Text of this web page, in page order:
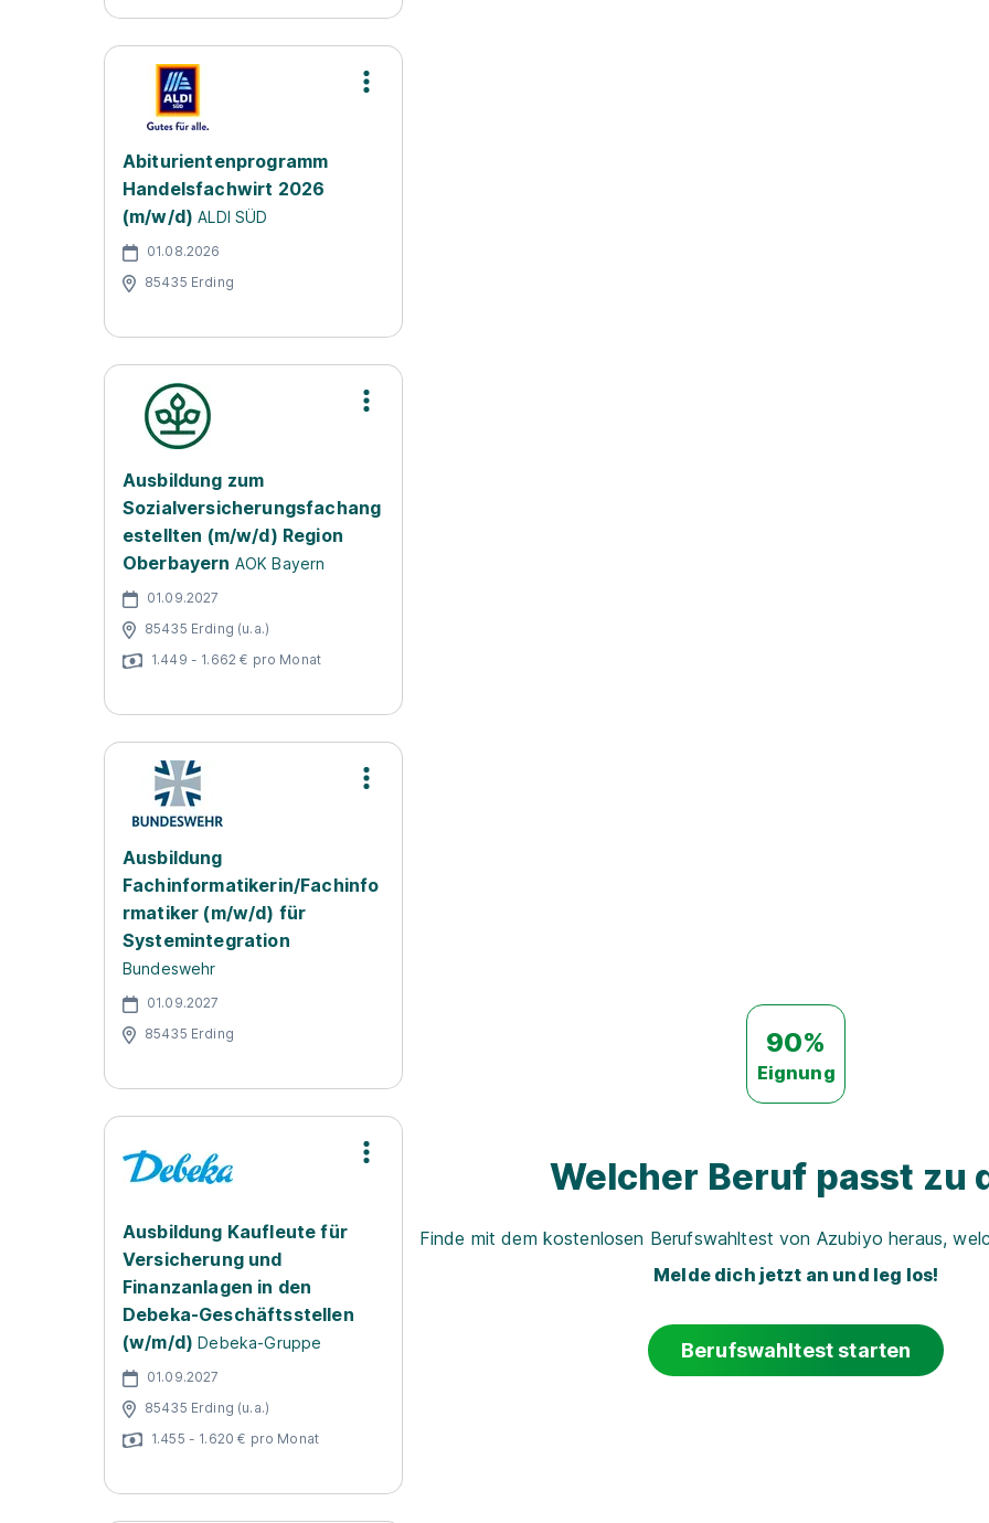
Abiturientenprogramm
Handelsfachwirt 2026
(m/w/d) ALDI SÜD
01.08.2026
85435 Erding
Ausbildung zum
Sozialversicherungsfachang
estellten (m/w/d) Region
Oberbayern AOK Bayern
01.09.2027
85435 Erding (u.a.)
1.449 - 1.662 € pro Monat
Ausbildung
Fachinformatikerin/Fachinfo
rmatiker (m/w/d) für
Systemintegration
Bundeswehr
01.09.2027
85435 Erding
Ausbildung Kaufleute für
Versicherung und
Finanzanlagen in den
Debeka-Geschäftsstellen
(w/m/d)Debeka-Gruppe
01.09.2027
85435 Erding (u.a.)
1.455 - 1.620 € pro Monat
90%
Eignung
Welcher Beruf passt zu
Finde mit dem kostenlosen Berufswahltest von Azubiyo heraus,
Melde dich jetzt an und leg los!
Berufswahltest starten